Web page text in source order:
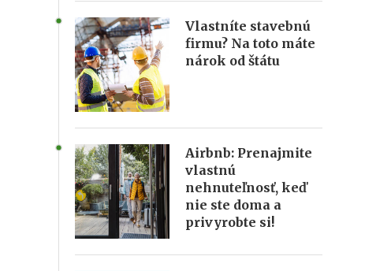
Vlastníte stavebnú
firmu? Na toto máte
nárok od štátu
Airbnb: Prenajmite
vlastnú
nehnuteľnosť, keď
nie ste doma a
privyrobte si!